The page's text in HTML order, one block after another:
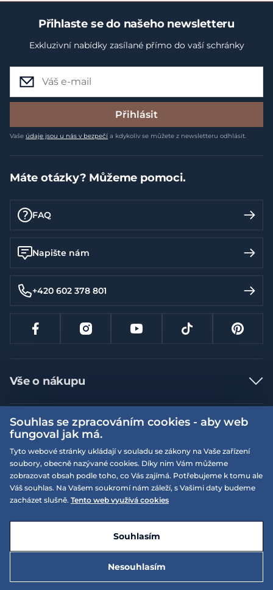
Přihlaste se do našeho newsletteru
Exkluzivní nabídky zasílané přímo do vaší schránky
Přihlásit
Vaše údaje jsou u nás v bezpečí a kdykoliv se můžete z newsletteru odhlásit.
Máte otázky? Můžeme pomoci.
FAQ
Napište nám
+420 602 378 801
Vše o nákupu
Jak nakupovat
Nejčastější dotazy
Doprava a platba
Vrácení a výměna zboží
Reklamace
Velikostní tabulky
Více informací
Obchodní podmínky
Podmínky EQS věrnostního klubu
On-line katalogy
Dotace
Zásady ochrany osobních údajů
Naše prodejny
EQS Rudná
EQS Praha 9 - Letňany
Nyní otevřeno
E-shop vytvořila a technicky zajišťujeSIMPLIA.cz
Souhlas se zpracováním cookies - aby web
fungoval jak má.
Tyto webové stránky ukládají v souladu se zákony na Vaše zařízení
soubory, obecně nazývané cookies. Díky nim Vám můžeme
zobrazovat obsah podle toho, co Vás zajímá. Potřebujeme k tomu ale
Váš souhlas. Na Vašem soukromí nám záleží, s Vašimi daty budeme
zacházet slušně. Tento web využívá cookies
Nesouhlasím
Souhlasím